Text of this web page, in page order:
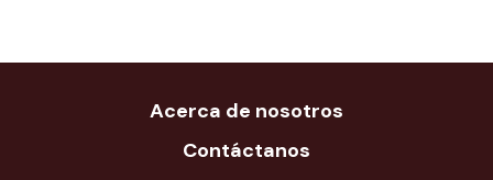
Acerca de nosotros
Contáctanos